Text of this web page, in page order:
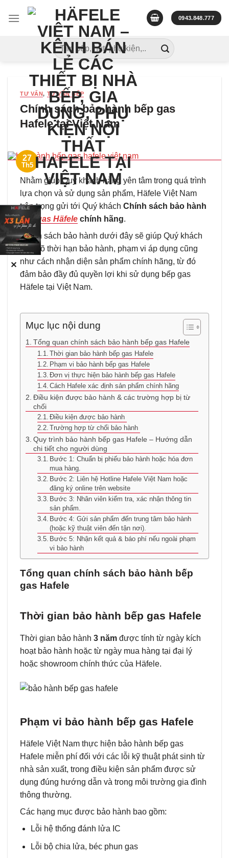
0943.848.777
Tìm
kiếm:
TƯ VẤN, TƯ VẤN BẾP
Chính sách bảo hành bếp gas
Hafele tại Việt Nam
27
Th5
Nhằm giúp Quý khách hàng yên tâm trong quá trình
lựa chọn và sử dụng sản phẩm, Häfele Việt Nam
trân trọng gửi tới Quý khách Chính sách bảo hành
bếp gas Häfele chính hãng.
Chính sách bảo hành dưới đây sẽ giúp Quý khách
hiểu rõ thời hạn bảo hành, phạm vi áp dụng cũng
như cách nhận diện sản phẩm chính hãng, từ đó
đảm bảo đầy đủ quyền lợi khi sử dụng bếp gas
Häfele tại Việt Nam.
Mục lục nội dung
Tổng quan chính sách bảo hành bếp gas Hafele
Thời gian bảo hành bếp gas Hafele
Phạm vi bảo hành bếp gas Hafele
Đơn vị thực hiện bảo hành bếp gas Hafele
Cách Hafele xác định sản phẩm chính hãng
Điều kiện được bảo hành & các trường hợp bị từ
chối
Điều kiện được bảo hành
Trường hợp từ chối bảo hành
Quy trình bảo hành bếp gas Hafele – Hướng dẫn
chi tiết cho người dùng
Bước 1: Chuẩn bị phiếu bảo hành hoặc hóa đơn
mua hàng.
Bước 2: Liên hệ Hotline Hafele Việt Nam hoặc
đăng ký online trên website
Bước 3: Nhân viên kiểm tra, xác nhận thông tin
sản phẩm.
Bước 4: Gửi sản phẩm đến trung tâm bảo hành
(hoặc kỹ thuật viên đến tận nơi).
Bước 5: Nhận kết quả & báo phí nếu ngoài phạm
vi bảo hành
Tổng quan chính sách bảo hành bếp
gas Hafele
Thời gian bảo hành bếp gas Hafele
Thời gian bảo hành 3 năm được tính từ ngày kích
hoạt bảo hành hoặc từ ngày mua hàng tại đại lý
hoặc showroom chính thức của Häfele.
Phạm vi bảo hành bếp gas Hafele
Häfele Việt Nam thực hiện bảo hành bếp gas
Hafele miễn phí đối với các lỗi kỹ thuật phát sinh từ
nhà sản xuất, trong điều kiện sản phẩm được sử
dụng đúng hướng dẫn và trong môi trường gia đình
thông thường.
Các hạng mục được bảo hành bao gồm:
Lỗi hệ thống đánh lửa IC
Lỗi bộ chia lửa, béc phun gas
✕